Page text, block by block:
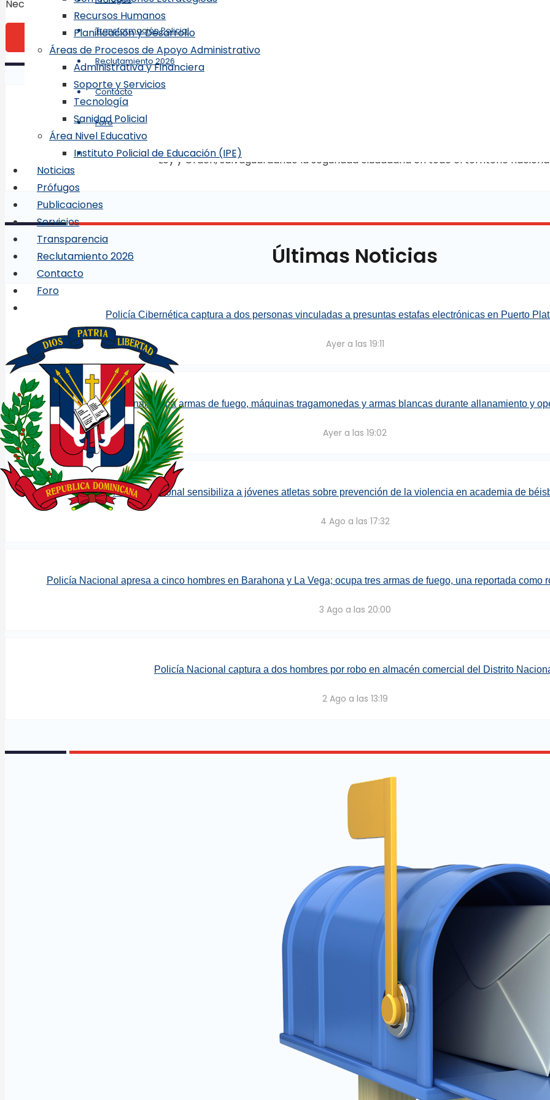
Transformación Policial
Reclutamiento 2026
Contacto
Foro
Recursos Humanos
Planificación y Desarrollo
Áreas de Procesos de Apoyo Administrativo
Administrativa y Financiera
Soporte y Servicios
Tecnología
Sanidad Policial
Área Nivel Educativo
Instituto Policial de Educación (IPE)
Noticias
Prófugos
Publicaciones
Servicios
Transparencia
Reclutamiento 2026
Contacto
Foro
Necesita estar de acuerdo con los términos para continuar
Publicar el comentario
“Ley y Orden, salvaguardando la seguridad ciudadana en todo el territorio
Últimas Noticias
Policía Cibernética captura a dos personas vinculadas a presuntas estafas electrónicas en Puerto
Ayer a las 19:11
Policía Nacional ocupa armas de fuego, máquinas tragamonedas y armas blancas durante allanamiento y
Ayer a las 19:02
Policía Nacional sensibiliza a jóvenes atletas sobre prevención de la violencia en academia de
4 Ago a las 17:32
Policía Nacional apresa a cinco hombres en Barahona y La Vega; ocupa tres armas de fuego, una reportada como
3 Ago a las 20:00
Policía Nacional captura a dos hombres por robo en almacén comercial del Distrito
2 Ago a las 13:19